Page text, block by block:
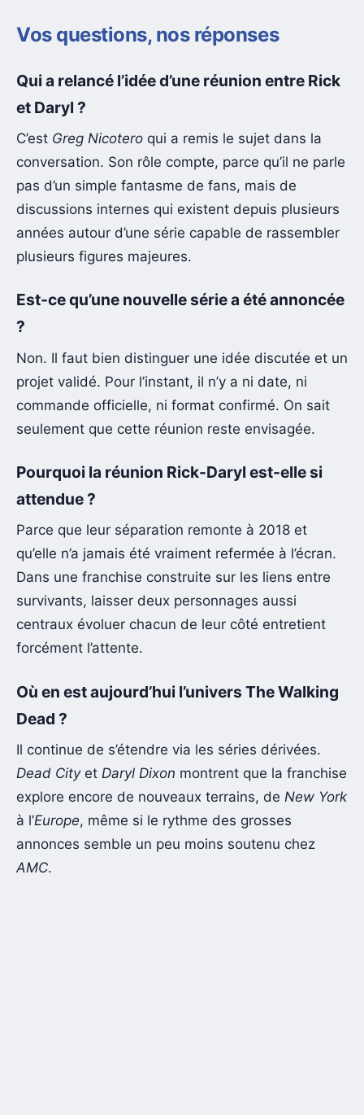
Vos questions, nos réponses
Qui a relancé l’idée d’une réunion entre Rick
et Daryl ?
C’est Greg Nicotero qui a remis le sujet dans la
conversation. Son rôle compte, parce qu’il ne parle
pas d’un simple fantasme de fans, mais de
discussions internes qui existent depuis plusieurs
années autour d’une série capable de rassembler
plusieurs figures majeures.
Est-ce qu’une nouvelle série a été annoncée
?
Non. Il faut bien distinguer une idée discutée et un
projet validé. Pour l’instant, il n’y a ni date, ni
commande officielle, ni format confirmé. On sait
seulement que cette réunion reste envisagée.
Pourquoi la réunion Rick-Daryl est-elle si
attendue ?
Parce que leur séparation remonte à 2018 et
qu’elle n’a jamais été vraiment refermée à l’écran.
Dans une franchise construite sur les liens entre
survivants, laisser deux personnages aussi
centraux évoluer chacun de leur côté entretient
forcément l’attente.
Où en est aujourd’hui l’univers The Walking
Dead ?
Il continue de s’étendre via les séries dérivées.
Dead Cityet Daryl Dixon montrent que la franchise
explore encore de nouveaux terrains, de New York
à l’Europe, même si le rythme des grosses
annonces semble un peu moins soutenu chez
AMC.